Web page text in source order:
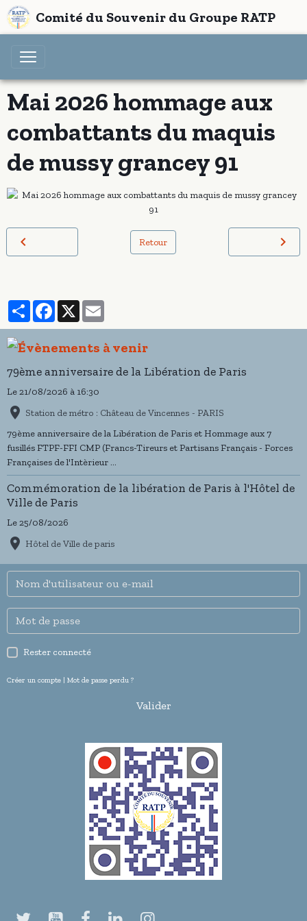
Comité du Souvenir du Groupe RATP
Mai 2026 hommage aux
combattants du maquis
de mussy grancey 91
Retour
PartagerFacebook
X
79ème anniversaire de la Libération de Paris
Le 21/08/2026 à 16:30
Station de métro : Château de Vincennes - PARIS
79ème anniversaire de la Libération de Paris et Hommage aux 7
fusillés FTPF-FFI CMP (Francs-Tireurs et Partisans Français - Forces
Françaises de l'Intèrieur ...
Commémoration de la libération de Paris à l'Hôtel de
Ville de Paris
Le 25/08/2026
Hôtel de Ville de paris
Rester connecté
Créer un compte | Mot de passe perdu ?
Valider